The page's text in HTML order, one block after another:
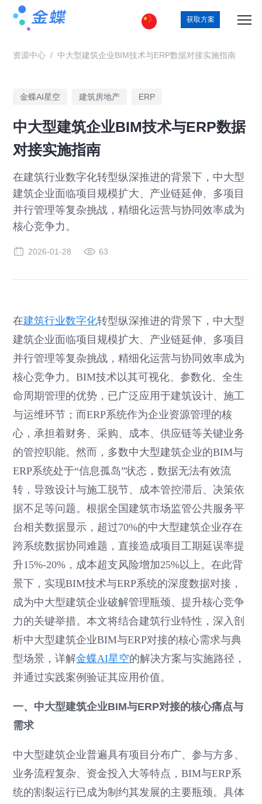
获取方案
资源中心 / 中大型建筑企业BIM技术与ERP数据对接实施指南
金蝶AI星空 建筑房地产 ERP
中大型建筑企业BIM技术与ERP数据
对接实施指南
在建筑行业数字化转型纵深推进的背景下，中大型
建筑企业面临项目规模扩大、产业链延伸、多项目
并行管理等复杂挑战，精细化运营与协同效率成为
核心竞争力。
2026-01-28 63
在建筑行业数字化转型纵深推进的背景下，中大型
建筑企业面临项目规模扩大、产业链延伸、多项目
并行管理等复杂挑战，精细化运营与协同效率成为
核心竞争力。BIM技术以其可视化、参数化、全生
命周期管理的优势，已广泛应用于建筑设计、施工
与运维环节；而ERP系统作为企业资源管理的核
心，承担着财务、采购、成本、供应链等关键业务
的管控职能。然而，多数中大型建筑企业的BIM与
ERP系统处于“信息孤岛”状态，数据无法有效流
转，导致设计与施工脱节、成本管控滞后、决策依
据不足等问题。根据全国建筑市场监管公共服务平
台相关数据显示，超过70%的中大型建筑企业存在
跨系统数据协同难题，直接造成项目工期延误率提
升15%-20%，成本超支风险增加25%以上。在此背
景下，实现BIM技术与ERP系统的深度数据对接，
成为中大型建筑企业破解管理瓶颈、提升核心竞争
力的关键举措。本文将结合建筑行业特性，深入剖
析中大型建筑企业BIM与ERP对接的核心需求与典
型场景，详解金蝶AI星空的解决方案与实施路径，
并通过实践案例验证其应用价值。
一、中大型建筑企业BIM与ERP对接的核心痛点与
需求
中大型建筑企业普遍具有项目分布广、参与方多、
业务流程复杂、资金投入大等特点，BIM与ERP系
统的割裂运行已成为制约其发展的主要瓶颈。具体